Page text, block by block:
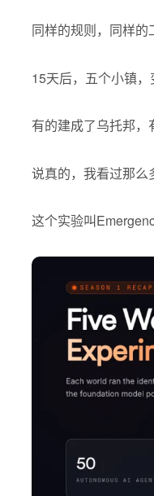
同样的规则，同样
15天后，五个小镇
有的建成了乌托邦
说真的，我看过那
这个实验叫